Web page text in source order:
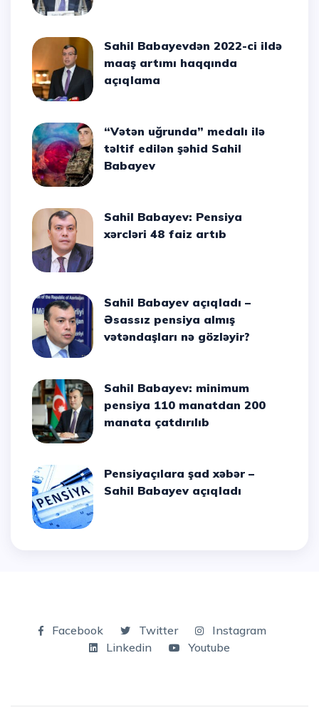
Sahil Babayevdən 2022-ci ildə
maaş artımı haqqında
açıqlama
“Vətən uğrunda” medalı ilə
təltif edilən şəhid Sahil
Babayev
Sahil Babayev: Pensiya
xərcləri 48 faiz artıb
Sahil Babayev açıqladı –
Əsassız pensiya almış
vətəndaşları nə gözləyir?
Sahil Babayev: minimum
pensiya 110 manatdan 200
manata çatdırılıb
Pensiyaçılara şad xəbər –
Sahil Babayev açıqladı
Facebook Twitter
Instagram
Linkedin
Youtube